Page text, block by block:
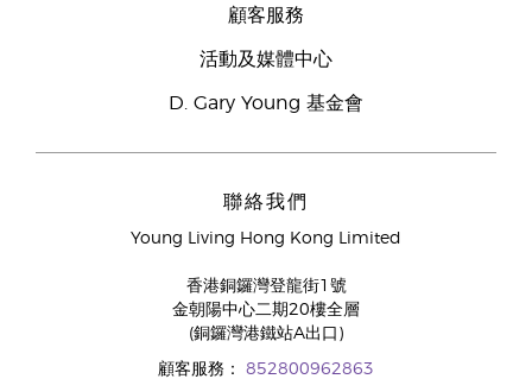
顧客服務
活動及媒體中心
D. Gary Young 基金會
聯絡我們
Young Living Hong Kong Limited
香港銅鑼灣登龍街1號
金朝陽中心二期20樓全層
(銅鑼灣港鐵站A出口)
顧客服務： 852800962863